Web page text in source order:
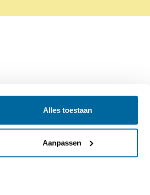
Alles toestaan
Aanpassen